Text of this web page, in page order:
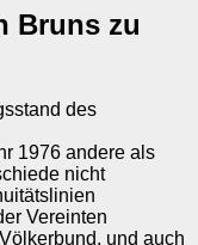
Bruns zu
des
1976 andere als
nicht
Vereinten
und auch